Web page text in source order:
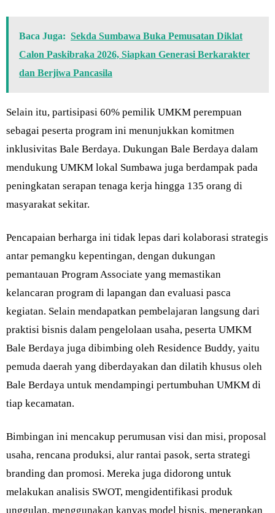
Baca Juga: Sekda Sumbawa Buka Pemusatan Diklat
Calon Paskibraka 2026, Siapkan Generasi Berkarakter
dan Berjiwa Pancasila
Selain itu, partisipasi 60% pemilik UMKM perempuan
sebagai peserta program ini menunjukkan komitmen
inklusivitas Bale Berdaya. Dukungan Bale Berdaya dalam
mendukung UMKM lokal Sumbawa juga berdampak pada
peningkatan serapan tenaga kerja hingga 135 orang di
masyarakat sekitar.
Pencapaian berharga ini tidak lepas dari kolaborasi strategis
antar pemangku kepentingan, dengan dukungan
pemantauan Program Associate yang memastikan
kelancaran program di lapangan dan evaluasi pasca
kegiatan. Selain mendapatkan pembelajaran langsung dari
praktisi bisnis dalam pengelolaan usaha, peserta UMKM
Bale Berdaya juga dibimbing oleh Residence Buddy, yaitu
pemuda daerah yang diberdayakan dan dilatih khusus oleh
Bale Berdaya untuk mendampingi pertumbuhan UMKM di
tiap kecamatan.
Bimbingan ini mencakup perumusan visi dan misi, proposal
usaha, rencana produksi, alur rantai pasok, serta strategi
branding dan promosi. Mereka juga didorong untuk
melakukan analisis SWOT, mengidentifikasi produk
unggulan, menggunakan kanvas model bisnis, menerapkan